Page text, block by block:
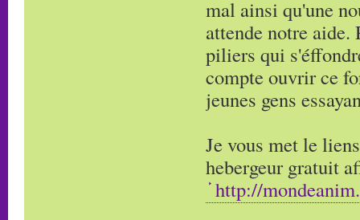
mal ainsi qu'une
attende notre
piliers qui
compte ouvrir ce
jeunes gens
Je vous met le
hebergeur gratuit
http://